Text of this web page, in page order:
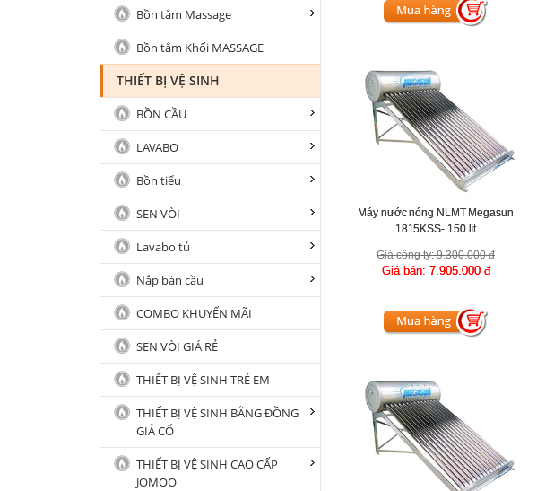
Máy nước nóng NLMT Megasun
1815KSS- 150 lít
Giá công ty:9.300.000 đ
Giá bán: 7.905.000 đ
Bồn tắm Massage
Bồn tắm Khối MASSAGE
THIẾT BỊ VỆ SINH
BỒN CẦU
LAVABO
Bồn tiểu
SEN VÒI
Lavabo tủ
Nắp bàn cầu
COMBO KHUYẾN MÃI
SEN VÒI GIÁ RẺ
THIẾT BỊ VỆ SINH TRẺ EM
THIẾT BỊ VỆ SINH BẰNG ĐỒNG
GIẢ CỔ
THIẾT BỊ VỆ SINH CAO CẤP
JOMOO